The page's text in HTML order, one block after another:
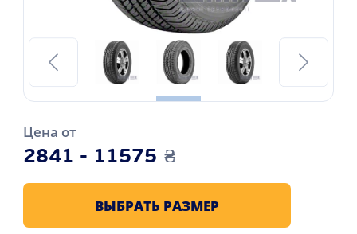
Цена от
2841 - 11575 ₴
ВЫБРАТЬ РАЗМЕР